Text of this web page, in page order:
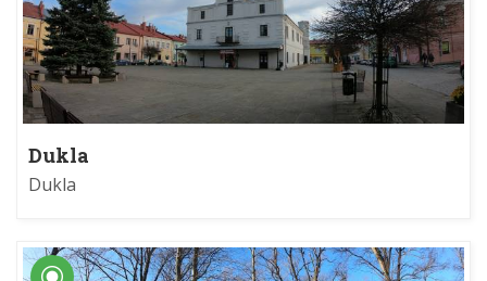
Dukla
Dukla